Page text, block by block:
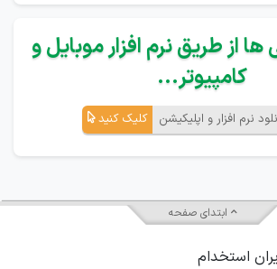
از طریق نرم افزار موبایل و
کامپیوتر...
نرم افزار و اپلیکیشن کلیک کنید
ابتدای صفحه
استخدام